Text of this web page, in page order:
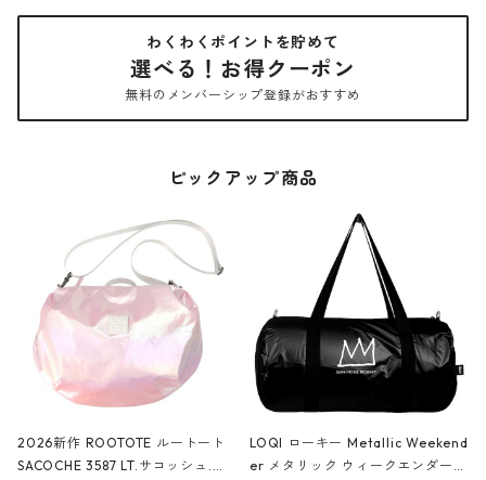
わくわくポイントを貯めて
選べる！お得クーポン
無料のメンバーシップ登録がおすすめ
ピックアップ商品
2026新作 ROOTOTE ルートート
SACOCHE 3587 LT.サコッシュ.ル
LOQI ローキー Metallic Weekend
er メタリック ウィークエンダー